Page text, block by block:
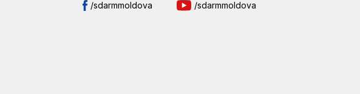
/sdarmmoldova /sdarmmoldova